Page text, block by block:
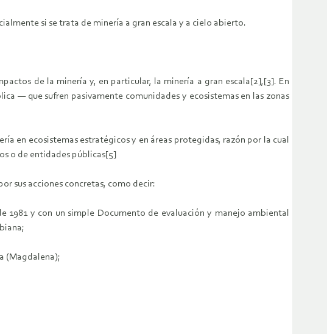
si se trata de minería a gran escala y a cielo abierto.
de la minería y, en particular, la minería a gran escala[2],[3]. En
— que sufren pasivamente comunidades y ecosistemas en las zonas
en ecosistemas estratégicos y en áreas protegidas, razón por la cual
o de entidades públicas[5]
sus acciones concretas, como decir:
y con un simple Documento de evaluación y manejo ambiental
(Magdalena);